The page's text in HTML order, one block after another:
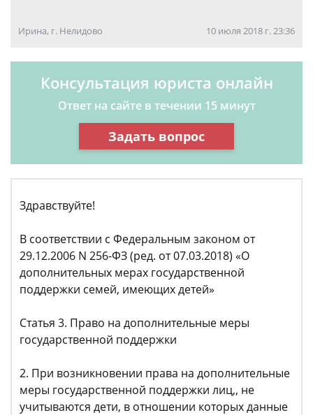
Ирина, г. Нелидово 10 июля 2018 г. 23:36
Консультация юриста онлайн
Ответ на сайте в течении 15 минут
Задать вопрос
Здравствуйте!
В соответствии с Федеральным законом от
29.12.2006 N 256-ФЗ (ред. от 07.03.2018) «О
дополнительных мерах государственной
поддержки семей, имеющих детей»
Статья 3. Право на дополнительные меры
государственной поддержки
2. При возникновении права на дополнительные
меры государственной поддержки лиц,, не
учитываются дети, в отношении которых данные